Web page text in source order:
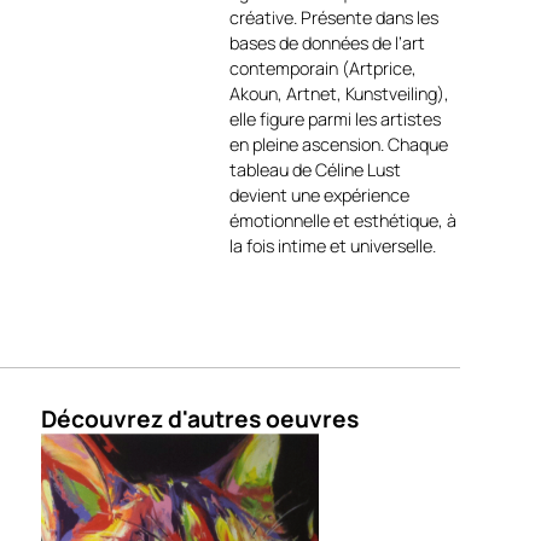
renforce la dimension
organique et tellurique du
sujet, créant un dialogue
saisissant entre peinture et
matière naturelle.
Le fond lumineux, aux
tonalités chaudes et solaires,
met en valeur la silhouette
massive de l’animal et
https://www.facebook.com/
la représentation animale
pour en faire un symbole de
force, d’ancrage et d’identité.
Le Taureau de Madère
créative. Présente dans les
bases de données de l’art
contemporain (Artprice,
Akoun, Artnet, Kunstveiling),
elle figure parmi les artistes
en pleine ascension. Chaque
tableau de Céline Lust
devient une expérience
émotionnelle et esthétique, à
la fois intime et universelle.
Découvrez d'autres oeuvres